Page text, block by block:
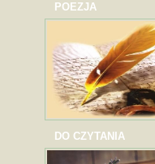
POEZJA
DO CZYTANIA